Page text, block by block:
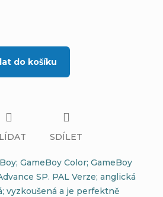
do košíku
GameBoy Color; GameBoy
SP. PAL Verze; anglická
vyzkoušená a je perfektně
SDÍLET